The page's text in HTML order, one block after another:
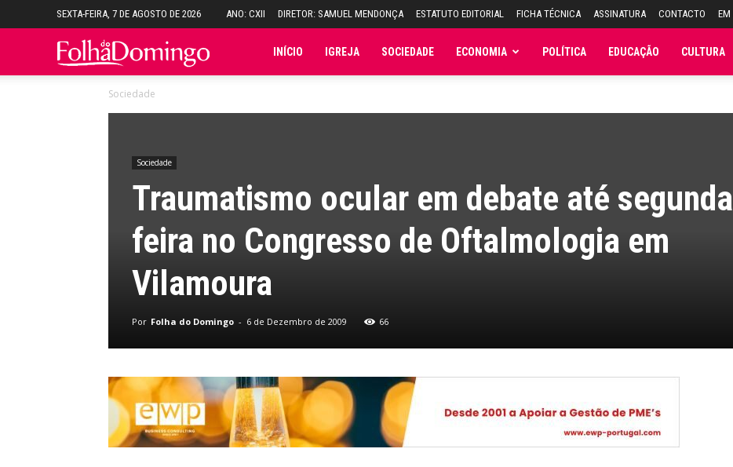
SEXTA-FEIRA, 7 DE AGOSTO DE 2026 ANO: CXII DIRETOR: SAMUEL MENDONÇA ESTATUTO EDITORIAL FICHA TÉCNICA ASSINATURA CONTACTO EM
Folha INÍCIO IGREJA SOCIEDADE ECONOMIA POLÍTICA EDUCAÇÃO CULTURA
Sociedade
Sociedade
Traumatismo ocular em debate até
feira no Congresso de Oftalmologia em
Vilamoura
Por Folha do Domingo - 6 de Dezembro de 2009 66